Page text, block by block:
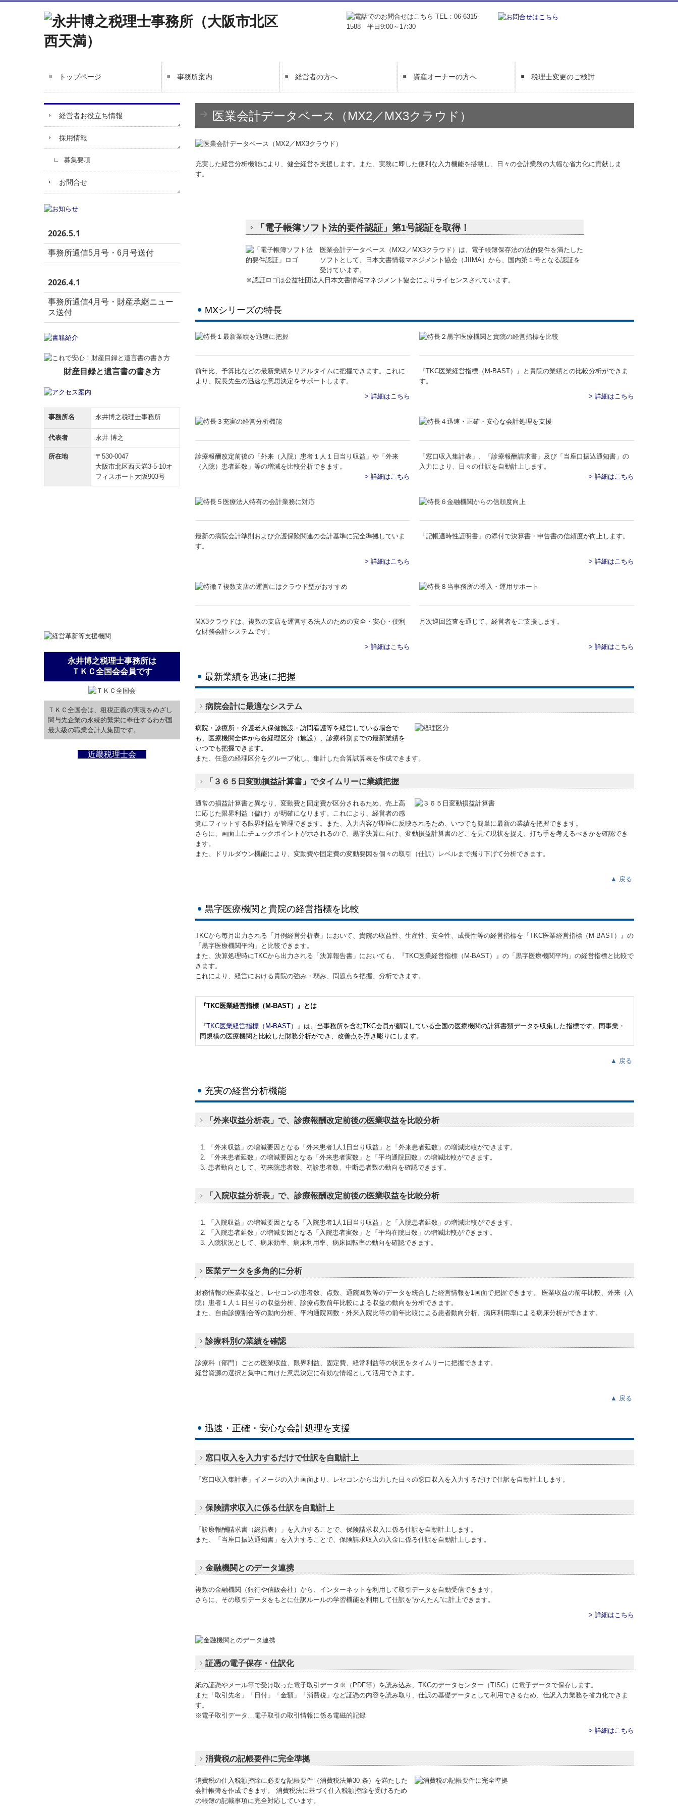
トップページ 事務所案内 経営者の方へ
会計で会社を強くする
業務フロー
書面添付制度のご紹介
TKCシステムのご紹介
資産オーナーの方へ
相続税申告
相続対策
事業承継
所得税対策
税理士変更のご検討
経営者お役立ち情報
採用情報
募集要項
お問合せ
2026.5.1
事務所通信5月号・6月号送付
2026.4.1
事務所通信4月号・財産承継ニュー
ス送付
財産目録と遺言書の書き方
事務所名 永井博之税理士事務所
代表者 永井 博之
所在地
〒530-0047
大阪市北区西天満3-5-10オ
フィスポート大阪903号
永井博之税理士事務所は
ＴＫＣ全国会会員です
ＴＫＣ全国会は、租税正義の実現をめざし
関与先企業の永続的繁栄に奉仕するわが国
最大級の職業会計人集団です。
近畿税理士会
医業会計データベース（MX2／MX3クラウド）
充実した経営分析機能により、健全経営を支援します。また、実務に即した便利な入力機能を搭載し、日々の会計業務の大幅な省力化に貢献しま
す。
「電子帳簿ソフト法的要件認証」第1号認証を取得！
医業会計データベース（MX2／MX3クラウド）は、電子帳簿保存法の法的要件を満たした
ソフトとして、日本文書情報マネジメント協会（JIIMA）から、国内第１号となる認証を
受けています。
※認証ロゴは公益社団法人日本文書情報マネジメント協会によりライセンスされています。
MXシリーズの特長
前年比、予算比などの最新業績をリアルタイムに把握できます。これに
より、院長先生の迅速な意思決定をサポートします。
> 詳細はこちら
『TKC医業経営指標（M-BAST）』と貴院の業績との比較分析ができま
す。
> 詳細はこちら
診療報酬改定前後の「外来（入院）患者１人１日当り収益」や「外来
（入院）患者延数」等の増減を比較分析できます。
> 詳細はこちら
「窓口収入集計表」、「診療報酬請求書」及び「当座口振込通知書」の
入力により、日々の仕訳を自動計上します。
> 詳細はこちら
最新の病院会計準則および介護保険関連の会計基準に完全準拠していま
す。
> 詳細はこちら
「記帳適時性証明書」の添付で決算書・申告書の信頼度が向上します。
> 詳細はこちら
MX3クラウドは、複数の支店を運営する法人のための安全・安心・便利
な財務会計システムです。
> 詳細はこちら
月次巡回監査を通じて、経営者をご支援します。
> 詳細はこちら
最新業績を迅速に把握
病院会計に最適なシステム
病院・診療所・介護老人保健施設・訪問看護等を経営している場合で
も、医療機関全体から各経理区分（施設）、診療科別までの最新業績を
いつでも把握できます。
また、任意の経理区分をグループ化し、集計した合算試算表を作成できます。
「３６５日変動損益計算書」でタイムリーに業績把握
通常の損益計算書と異なり、変動費と固定費が区分されるため、売上高
に応じた限界利益（儲け）が明確になります。これにより、経営者の感
覚にフィットする限界利益を管理できます。また、入力内容が即座に反映されるため、いつでも簡単に最新の業績を把握できます。
さらに、画面上にチェックポイントが示されるので、黒字決算に向け、変動損益計算書のどこを見て現状を捉え、打ち手を考えるべきかを確認でき
ます。
また、ドリルダウン機能により、変動費や固定費の変動要因を個々の取引（仕訳）レベルまで掘り下げて分析できます。
▲ 戻る
黒字医療機関と貴院の経営指標を比較
TKCから毎月出力される「月例経営分析表」において、貴院の収益性、生産性、安全性、成長性等の経営指標を『TKC医業経営指標（M-BAST）』の
「黒字医療機関平均」と比較できます。
また、決算処理時にTKCから出力される「決算報告書」においても、『TKC医業経営指標（M-BAST）』の「黒字医療機関平均」の経営指標と比較で
きます。
これにより、経営における貴院の強み・弱み、問題点を把握、分析できます。
『TKC医業経営指標（M-BAST）』とは
『TKC医業経営指標（M-BAST）
』は、当事務所を含むTKC会員が顧問している全国の医療機関の計算書類データを収集した指標です。同事業・
同規模の医療機関と比較した財務分析ができ、改善点を浮き彫りにします。
▲ 戻る
充実の経営分析機能
「外来収益分析表」で、診療報酬改定前後の医業収益を比較分析
「外来収益」の増減要因となる「外来患者1人1日当り収益」と「外来患者延数」の増減比較ができます。
「外来患者延数」の増減要因となる「外来患者実数」と「平均通院回数」の増減比較ができます。
患者動向として、初来院患者数、初診患者数、中断患者数の動向を確認できます。
「入院収益分析表」で、診療報酬改定前後の医業収益を比較分析
「入院収益」の増減要因となる「入院患者1人1日当り収益」と「入院患者延数」の増減比較ができます。
「入院患者延数」の増減要因となる「入院患者実数」と「平均在院日数」の増減比較ができます。
入院状況として、病床効率、病床利用率、病床回転率の動向を確認できます。
医業データを多角的に分析
財務情報の医業収益と、レセコンの患者数、点数、通院回数等のデータを統合した経営情報を1画面で把握できます。 医業収益の前年比較、外来（入
院）患者１人１日当りの収益分析、診療点数前年比較による収益の動向を分析できます。
また、自由診療割合等の動向分析、平均通院回数・外来入院比等の前年比較による患者動向分析、病床利用率による病床分析ができます。
診療科別の業績を確認
診療科（部門）ごとの医業収益、限界利益、固定費、経常利益等の状況をタイムリーに把握できます。
経営資源の選択と集中に向けた意思決定に有効な情報として活用できます。
▲ 戻る
迅速・正確・安心な会計処理を支援
窓口収入を入力するだけで仕訳を自動計上
「窓口収入集計表」イメージの入力画面より、レセコンから出力した日々の窓口収入を入力するだけで仕訳を自動計上します。
保険請求収入に係る仕訳を自動計上
「診療報酬請求書（総括表）」を入力することで、保険請求収入に係る仕訳を自動計上します。
また、「当座口振込通知書」を入力することで、保険請求収入の入金に係る仕訳を自動計上します。
金融機関とのデータ連携
複数の金融機関（銀行や信販会社）から、インターネットを利用して取引データを自動受信できます。
さらに、その取引データをもとに仕訳ルールの学習機能を利用して仕訳を“かんたん”に計上できます。
> 詳細はこちら
証憑の電子保存・仕訳化
紙の証憑やメール等で受け取った電子取引データ※（PDF等）を読み込み、TKCのデータセンター（TISC）に電子データで保存します。
また「取引先名」「日付」「金額」「消費税」など証憑の内容を読み取り、仕訳の基礎データとして利用できるため、仕訳入力業務を省力化できま
す。
※電子取引データ…電子取引の取引情報に係る電磁的記録
> 詳細はこちら
消費税の記帳要件に完全準拠
消費税の仕入税額控除に必要な記帳要件（消費税法第30 条）を満たした
会計帳簿を作成できます。 消費税法に基づく仕入税額控除を受けるため
の帳簿の記載事項に完全対応しています。